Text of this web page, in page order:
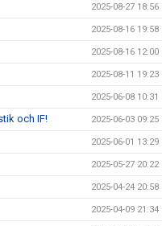
2025-08-27 18:56
2025-08-16 19:58
2025-08-16 12:00
2025-08-11 19:23
2025-06-08 10:31
och IF! 2025-06-03 09:25
2025-06-01 13:29
2025-05-27 20:22
2025-04-24 20:58
2025-04-09 21:34